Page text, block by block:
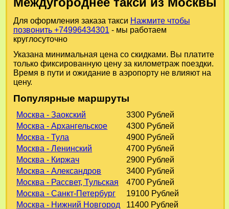
Для оформления заказа такси Нажмите чтобы
позвонить +74996434301 - мы работаем
круглосуточно
Указана минимальная цена со скидками. Вы платите
только фиксированную цену за километраж поездки.
Время в пути и ожидание в аэропорту не влияют на
цену.
Популярные маршруты
Москва - Заокский
3300 Рублей
Москва - Архангельское
4300 Рублей
Москва - Тула
4900 Рублей
Москва - Ленинский
4700 Рублей
Москва - Киржач
2900 Рублей
Москва - Александров
3400 Рублей
Москва - Рассвет, Тульская
4700 Рублей
Москва - Санкт-Петербург
19100 Рублей
Москва - Нижний Новгород
11400 Рублей